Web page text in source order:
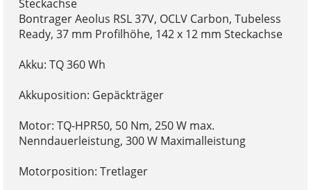
Steckachse
Bontrager Aeolus RSL 37V, OCLV Carbon, Tubeless
Ready, 37 mm Profilhöhe, 142 x 12 mm Steckachse
Akku: TQ 360 Wh
Akkuposition: Gepäckträger
Motor: TQ-HPR50, 50 Nm, 250 W max.
Nenndauerleistung, 300 W Maximalleistung
Motorposition: Tretlager